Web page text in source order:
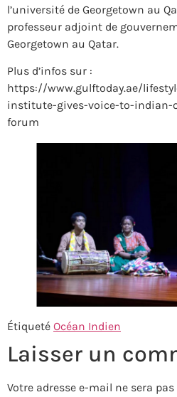
l’université de Georgetown au
professeur adjoint de
Georgetown au Qatar.
Plus d’infos sur :
https://www.gulftoday.ae/
institute-gives-voice-to-indian-
forum
Étiqueté Océan Indien
Laisser un
Votre adresse e-mail ne sera